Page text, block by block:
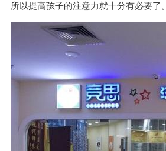
所以提高孩子的注意力就十分有必要了。